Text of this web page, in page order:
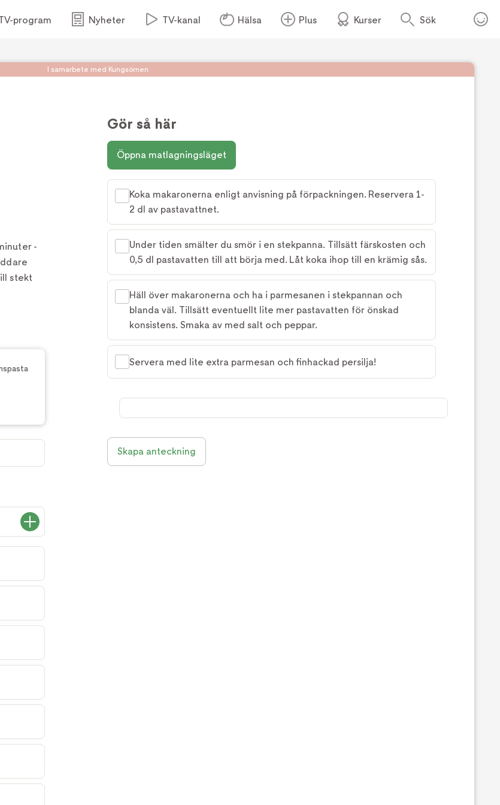
program Nyheter TV-kanal Hälsa Plus Kurser Sök
I samarbete med Kungsörnen
Foto:Köket.se
-
stekt
Gör så här
Öppna matlagningsläget
Koka makaronerna enligt anvisning på förpackningen. Reservera 1-
2 dl av pastavattnet.
Under tiden smälter du smör i en stekpanna. Tillsätt färskosten och
0,5 dl pastavatten till att börja med. Låt koka ihop till en krämig sås.
Häll över makaronerna och ha i parmesanen i stekpannan och
blanda väl. Tillsätt eventuellt lite mer pastavatten för önskad
konsistens. Smaka av med salt och peppar.
Servera med lite extra parmesan och finhackad persilja!
Skapa anteckning